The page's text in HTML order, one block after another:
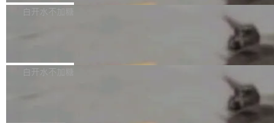
员工参与设立的专项资产管理计划。其中，Dee
获配9...
一个回归问题，该问题导致拉取镜像时会拒绝包
题，该问题可能导致在旧版 Linux 内核...
e 孵化器项目管理委员会（IPMC）投票中获得
P）！这一里程碑不仅标志着 Fluss 迈入新的发
白开水不加糖
长期停止内容更新，未能实现其作为“AI版维基百
白开水不加糖